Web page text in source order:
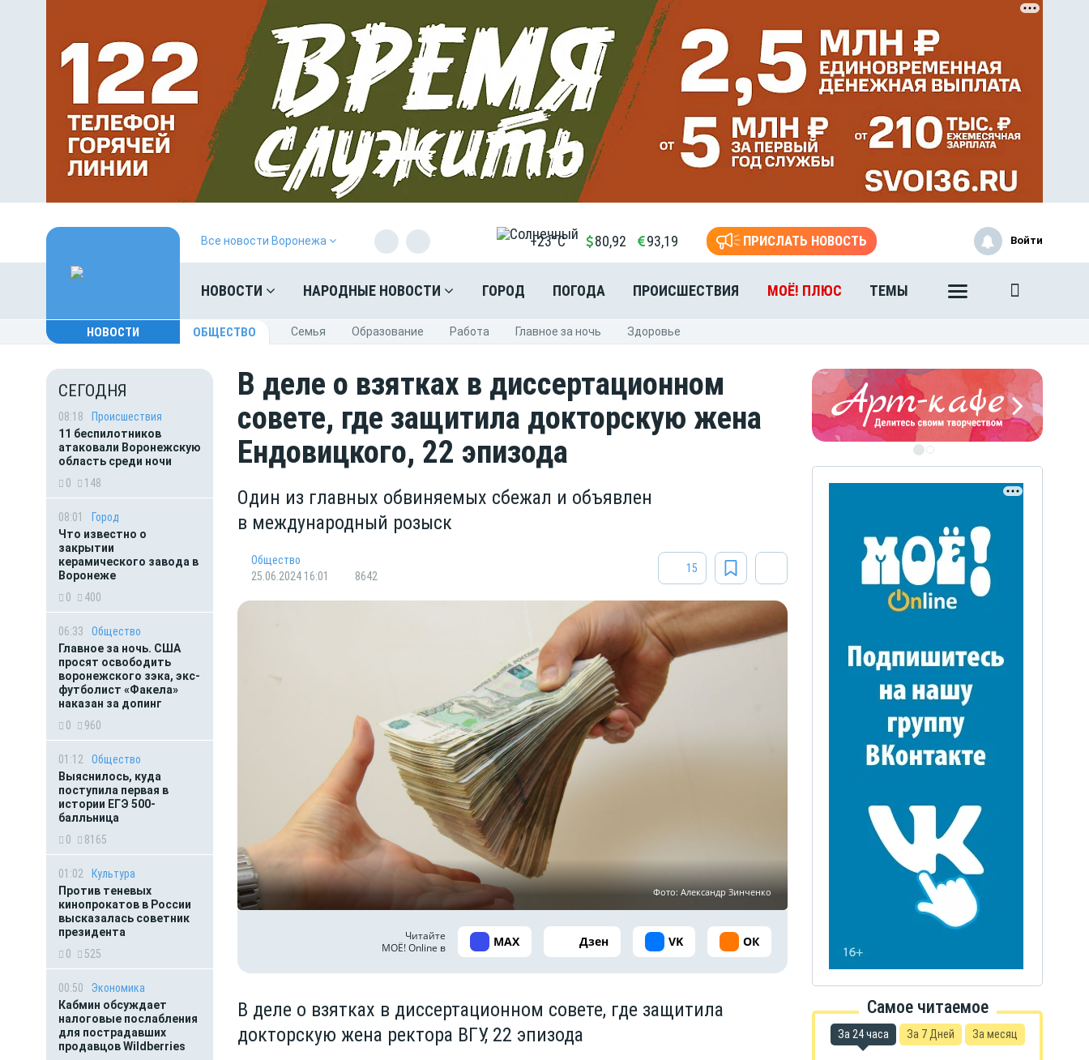
Все новости Воронежа +23°C 80,92 93,19 ПРИСЛАТЬ НОВОСТЬ
НОВОСТИ НАРОДНЫЕ НОВОСТИ ГОРОД ПОГОДА ПРОИСШЕСТВИЯ МОЁ! ПЛЮС ТЕМЫ
Войти
НОВОСТИ ОБЩЕСТВО Cемья Oбразование Pабота Главное за ночь Здоровье
СЕГОДНЯ
08:18
Происшествия
11 беспилотников
атаковали Воронежскую
область среди ночи
0
148
08:01
Город
Что известно о
закрытии
керамического завода в
Воронеже
0
400
06:33
Общество
Главное за ночь. CША
просят освободить
воронежского зэка, экс-
футболист «Факела»
наказан за допинг
0
960
01:12
Общество
Выяснилось, куда
поступила первая в
истории ЕГЭ 500-
балльница
0
8165
01:02
Культура
Против теневых
кинопрокатов в России
высказалась советник
президента
0
525
00:50
Экономика
Кабмин обсуждает
налоговые послабления
для пострадавших
продавцов Wildberries
В деле о взятках в диссертационном
совете, где защитила докторскую жена
Ендовицкого, 22 эпизода
Один из главных обвиняемых сбежал и объявлен
в международный розыск
Общество
25.06.2024 16:01
8642
15
Фото: Александр Зинченко
Читайте
МОЁ! Online в
MAX Дзен VK ОК
В деле о взятках в диссертационном совете, где защитила
докторскую жена ректора ВГУ, 22 эпизода
ЭТО БЫЛО В АФГАНЕ
Книга памяти воронежских
ЭТО БЫЛО В
Книга памяти воронежских
воинов-интернационалистов
ЭТО БЫЛО В АФГАНЕ
Книга памяти воронежских
воинов-интернационалистов
Самое читаемое
За 24 часа За 7 Дней За месяц